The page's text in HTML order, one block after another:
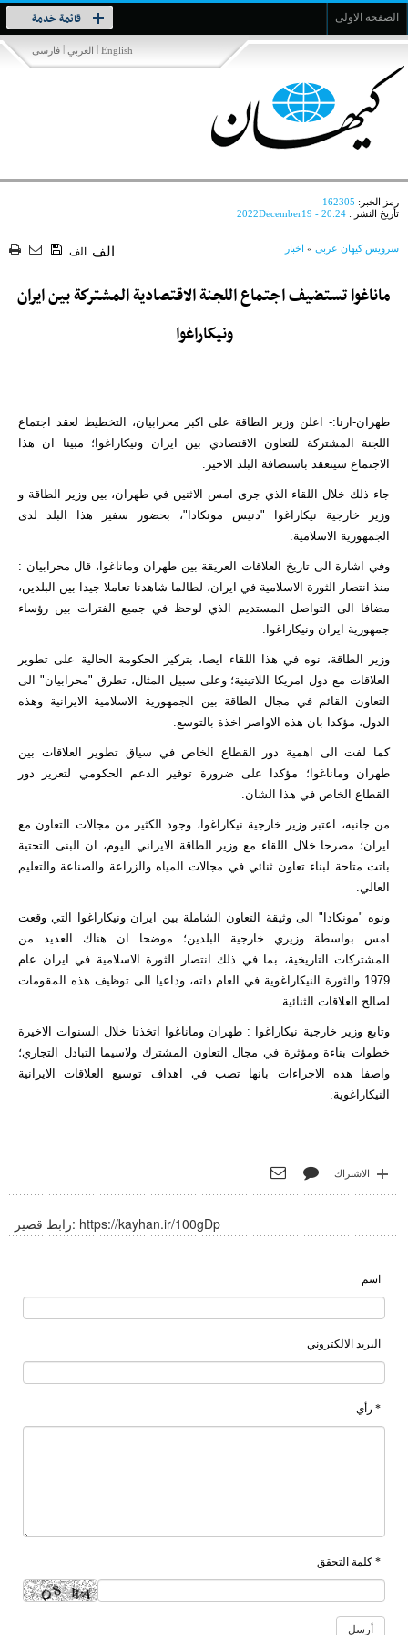
الصفحة الاولى قائمة خدمة
Toggle
navigation
فارسی | العربي | English
رمز الخبر: 162305
تأريخ النشر : 2022December19 - 20:24
سرویس کیهان عربی » اخبار الف الف
ماناغوا تستضيف اجتماع اللجنة الاقتصادية المشتركة بين ايران
ونيكاراغوا
طهران-ارنا:- اعلن وزير الطاقة على اكبر محرابيان، التخطيط لعقد اجتماع
اللجنة المشتركة للتعاون الاقتصادي بين ايران ونيكاراغوا؛ مبينا ان هذا
الاجتماع سينعقد باستضافة البلد الاخير.
جاء ذلك خلال اللقاء الذي جرى امس الاثنين في طهران، بين وزير الطاقة و
وزير خارجية نيكاراغوا "دنيس مونكادا"، بحضور سفير هذا البلد لدى
الجمهورية الاسلامية.
وفي اشارة الى تاريخ العلاقات العريقة بين طهران وماناغوا، قال محرابيان :
منذ انتصار الثورة الاسلامية في ايران، لطالما شاهدنا تعاملا جيدا بين البلدين،
مضافا الى التواصل المستديم الذي لوحظ في جميع الفترات بين رؤساء
جمهورية ايران ونيكاراغوا.
وزير الطاقة، نوه في هذا اللقاء ايضا، بتركيز الحكومة الحالية على تطوير
العلاقات مع دول امريكا اللاتينية؛ وعلى سبيل المثال، تطرق "محرابيان" الى
التعاون القائم في مجال الطاقة بين الجمهورية الاسلامية الايرانية وهذه
الدول، مؤكدا بان هذه الاواصر اخذة بالتوسع.
كما لفت الى اهمية دور القطاع الخاص في سياق تطوير العلاقات بين
طهران وماناغوا؛ مؤكدا على ضرورة توفير الدعم الحكومي لتعزيز دور
القطاع الخاص في هذا الشان.
من جانبه، اعتبر وزير خارجية نيكاراغوا، وجود الكثير من مجالات التعاون مع
ايران؛ مصرحا خلال اللقاء مع وزير الطاقة الايراني اليوم، ان البنى التحتية
باتت متاحة لبناء تعاون ثنائي في مجالات المياه والزراعة والصناعة والتعليم
العالي.
ونوه "مونكادا" الى وثيقة التعاون الشاملة بين ايران ونيكاراغوا التي وقعت
امس بواسطة وزيري خارجية البلدين؛ موضحا ان هناك العديد من
المشتركات التاريخية، بما في ذلك انتصار الثورة الاسلامية في ايران عام
1979 والثورة النيكاراغوية في العام ذاته، وداعيا الى توظيف هذه المقومات
لصالح العلاقات الثنائية.
وتابع وزير خارجية نيكاراغوا : طهران وماناغوا اتخذتا خلال السنوات الاخيرة
خطوات بناءة ومؤثرة في مجال التعاون المشترك ولاسيما التبادل التجاري؛
واصفا هذه الاجراءات بانها تصب في اهداف توسيع العلاقات الايرانية
النيكاراغوية.
الاشتراك
رابط قصير: https://kayhan.ir/100gDp
اسم
البريد الالكتروني
* رأي
* كلمة التحقق